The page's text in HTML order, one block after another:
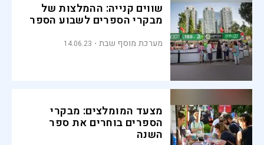
שווים קנייה: ההמלצות של
מבקרי הספרים לשבוע הספר
מערכת מוסף שבת 14.06.23
מצעד המומלצים: מבקרי
הספרים בוחרים את ספר
השנה